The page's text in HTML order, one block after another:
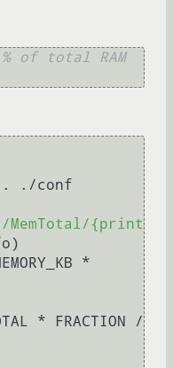
of total RAM
./conf
MemTotal/{print
SIZE=$((MEMORY_TOTAL * FRACTION /